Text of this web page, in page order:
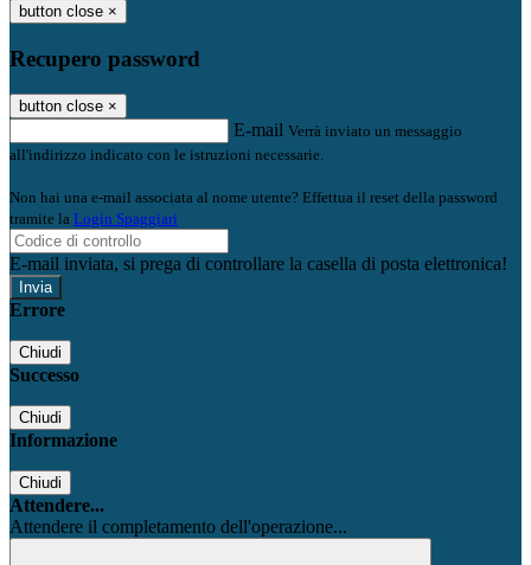
button close ×
Recupero password
button close ×
E-mail Verrà inviato un messaggio
all'indirizzo indicato con le istruzioni necessarie.
Non hai una e-mail associata al nome utente? Effettua il reset della password
tramite la Login Spaggiari
E-mail inviata, si prega di controllare la casella di posta elettronica!
Errore
Chiudi
Successo
Chiudi
Informazione
Chiudi
Attendere...
Attendere il completamento dell'operazione...